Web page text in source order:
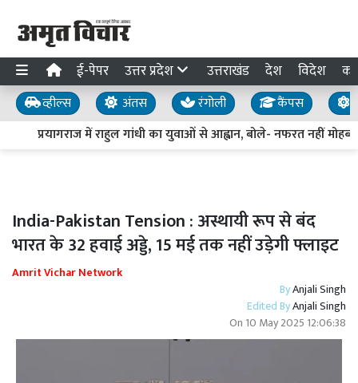
ई-पेपर उत्तर प्रदेश उत्तराखंड देश विदेश
व्हील्स अंतस रंगोली कैंपस
प्रयागराज में राहुल गांधी का युवाओं से आह्वान, बोले- नफरत नहीं
India-Pakistan Tension : अस्थायी रूप से बंद
भारत के 32 हवाई अड्डे, 15 मई तक नहीं उड़ेगी फ्लाइट
Amrit Vichar Network
ByAnjali Singh
Edited ByAnjali Singh
On 10 May 2025 12:06:38